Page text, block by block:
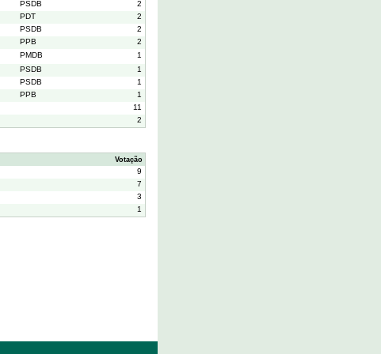
PSDB
2
PDT
2
PSDB
2
PPB
2
PMDB
1
PSDB
1
PSDB
1
PPB
1
11
2
Votação
9
7
3
1